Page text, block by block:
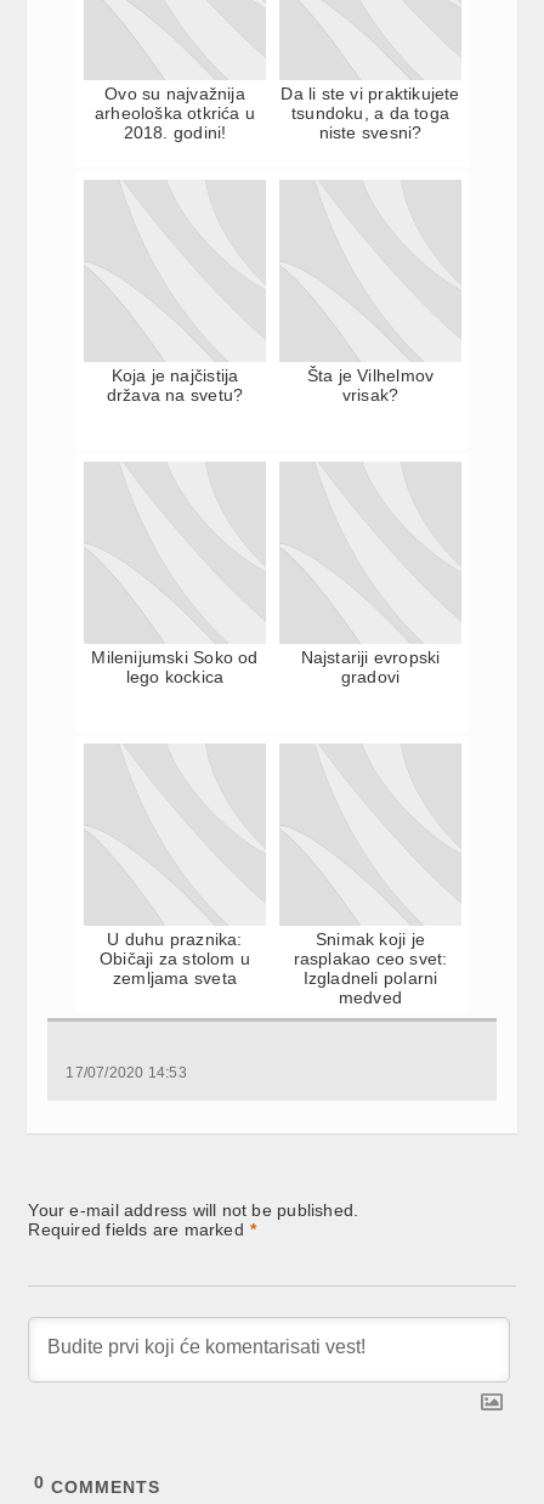
Ovo su najvažnija
arheološka otkrića u
2018. godini!
Da li ste vi praktikujete
tsundoku, a da toga
niste svesni?
Koja je najčistija
država na svetu?
Šta je Vilhelmov
vrisak?
Milenijumski Soko od
lego kockica
Najstariji evropski
gradovi
U duhu praznika:
Običaji za stolom u
zemljama sveta
Snimak koji je
rasplakao ceo svet:
Izgladneli polarni
medved
17/07/2020 14:53
Your e-mail address will not be published.
Required fields are marked *
0 COMMENTS